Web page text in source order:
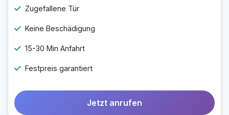
Zugefallene Tür
Keine Beschädigung
15-30 Min Anfahrt
Festpreis garantiert
Jetzt anrufen